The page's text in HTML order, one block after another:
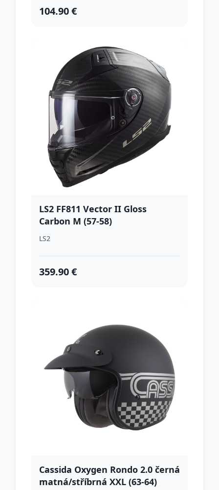
104.90 €
LS2 FF811 Vector II Gloss
Carbon M (57-58)
LS2
359.90 €
Cassida Oxygen Rondo 2.0 černá
matná/stříbrná XXL (63-64)